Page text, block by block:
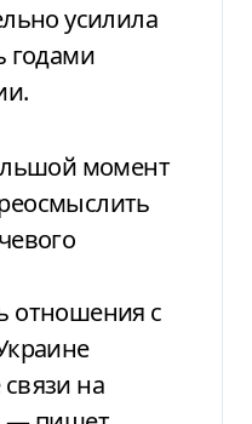
усилила
годами
момент
отношения с
на